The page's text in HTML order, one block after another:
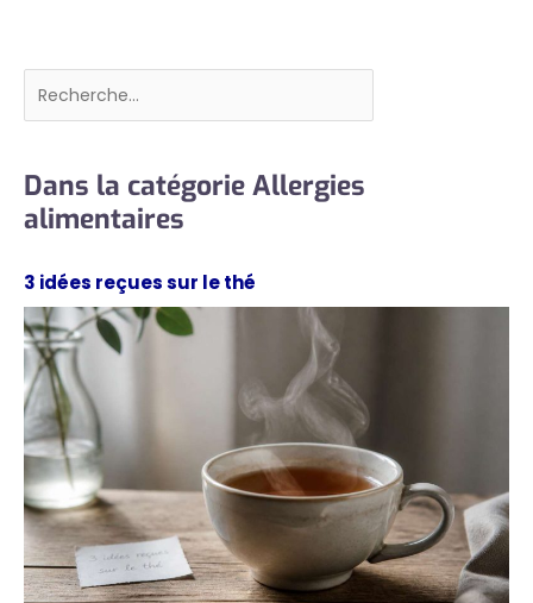
Rechercher
Dans la catégorie Allergies
alimentaires
3 idées reçues sur le thé